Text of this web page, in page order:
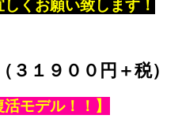
くお願い致します！
１９００円＋税）
モデル！！】